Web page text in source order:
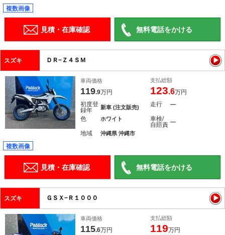
複数画像
見積・在庫確認 無料電話をかける
スズキ ＤＲ−Ｚ４ＳＭ
車両価格
119.9万円
支払総額
123.6万円
初度登
録年
新車 (注文販売) 走行 ―
色 ホワイト
車検/
自賠責 ―
地域 沖縄県 沖縄市
複数画像
見積・在庫確認 無料電話をかける
スズキ ＧＳＸ−Ｒ１０００
車両価格
115.6万円
支払総額
119万円